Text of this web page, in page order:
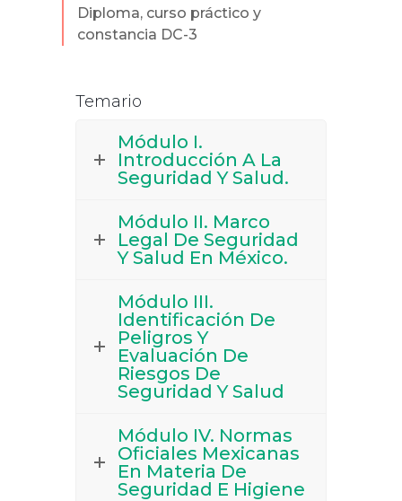
Diploma, curso práctico y
constancia DC-3
Temario
Módulo I.
Introducción A La
Seguridad Y Salud.
Módulo II. Marco
Legal De Seguridad
Y Salud En México.
Módulo III.
Identificación De
Peligros Y
Evaluación De
Riesgos De
Seguridad Y Salud
Módulo IV. Normas
Oficiales Mexicanas
En Materia De
Seguridad E Higiene